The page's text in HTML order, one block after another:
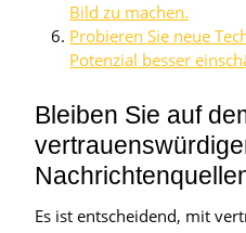
Bild zu machen.
Probieren Sie neue
Potenzial besser
Bleiben Sie auf
Es ist entscheidend, mit